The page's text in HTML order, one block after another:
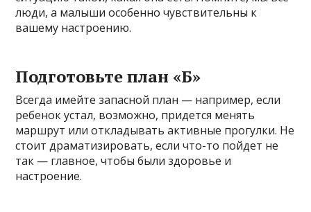
люди, а малыши особенно чувствительны к
вашему настроению.
Подготовьте план «Б»
Всегда имейте запасной план — например, если
ребенок устал, возможно, придется менять
маршрут или откладывать активные прогулки. Не
стоит драматизировать, если что-то пойдет не
так — главное, чтобы были здоровье и
настроение.